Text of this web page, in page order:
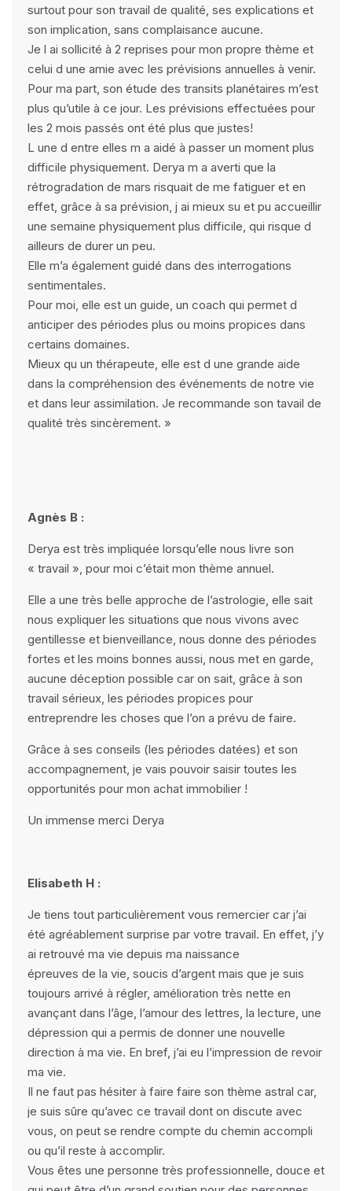
surtout pour son travail de qualité, ses explications et
son implication, sans complaisance aucune.
Je l ai sollicité à 2 reprises pour mon propre thème et
celui d une amie avec les prévisions annuelles à venir.
Pour ma part, son étude des transits planétaires m’est
plus qu’utile à ce jour. Les prévisions effectuées pour
les 2 mois passés ont été plus que justes!
L une d entre elles m a aidé à passer un moment plus
difficile physiquement. Derya m a averti que la
rétrogradation de mars risquait de me fatiguer et en
effet, grâce à sa prévision, j ai mieux su et pu accueillir
une semaine physiquement plus difficile, qui risque d
ailleurs de durer un peu.
Elle m’a également guidé dans des interrogations
sentimentales.
Pour moi, elle est un guide, un coach qui permet d
anticiper des périodes plus ou moins propices dans
certains domaines.
Mieux qu un thérapeute, elle est d une grande aide
dans la compréhension des événements de notre vie
et dans leur assimilation. Je recommande son tavail de
qualité très sincèrement. »
Agnès B :
Derya est très impliquée lorsqu’elle nous livre son
« travail », pour moi c’était mon thème annuel.
Elle a une très belle approche de l’astrologie, elle sait
nous expliquer les situations que nous vivons avec
gentillesse et bienveillance, nous donne des périodes
fortes et les moins bonnes aussi, nous met en garde,
aucune déception possible car on sait, grâce à son
travail sérieux, les périodes propices pour
entreprendre les choses que l’on a prévu de faire.
Grâce à ses conseils (les périodes datées) et son
accompagnement, je vais pouvoir saisir toutes les
opportunités pour mon achat immobilier !
Un immense merci Derya
Elisabeth H :
Je tiens tout particulièrement vous remercier car j’ai
été agréablement surprise par votre travail. En effet, j’y
ai retrouvé ma vie depuis ma naissance
épreuves de la vie, soucis d’argent mais que je suis
toujours arrivé à régler, amélioration très nette en
avançant dans l’âge, l’amour des lettres, la lecture, une
dépression qui a permis de donner une nouvelle
direction à ma vie. En bref, j’ai eu l’impression de revoir
ma vie.
Il ne faut pas hésiter à faire faire son thème astral car,
je suis sûre qu’avec ce travail dont on discute avec
vous, on peut se rendre compte du chemin accompli
ou qu’il reste à accomplir.
Vous êtes une personne très professionnelle, douce et